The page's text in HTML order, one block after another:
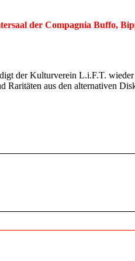
der Compagnia Buffo,
der Kulturverein L.i.F.T.
aus den alternativen